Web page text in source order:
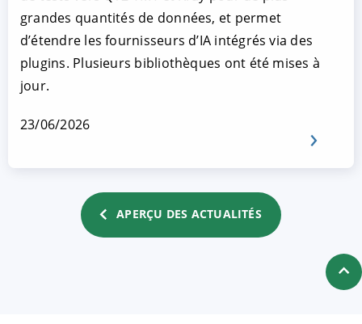
grandes quantités de données, et permet
d’étendre les fournisseurs d’IA intégrés via des
plugins. Plusieurs bibliothèques ont été mises à
jour.
23/06/2026
APERÇU DES ACTUALITÉS